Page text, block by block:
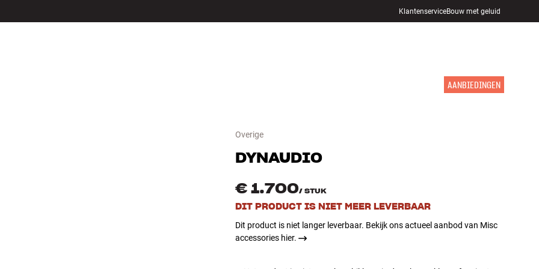
KlantenserviceBouw met geluid
AANBIEDINGEN
Overige
DYNAUDIO
€ 1.700/ STUK
DIT PRODUCT IS NIET MEER LEVERBAAR
Dit product is niet langer leverbaar. Bekijk ons actueel aanbod van Misc
accessories hier.